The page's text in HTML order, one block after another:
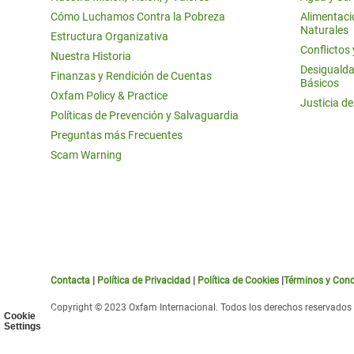
Cookie
Settings
Cómo Luchamos Contra la Pobreza
Estructura Organizativa
Nuestra Historia
Finanzas y Rendición de Cuentas
Oxfam Policy & Practice
Políticas de Prevención y Salvaguardia
Preguntas más Frecuentes
Scam Warning
Naturales
Conflictos
Básicos
Justicia de
Contacta Política de Privacidad Política de Cookies Términos y
Copyright © 2023 Oxfam Internacional. Todos los derechos reservados